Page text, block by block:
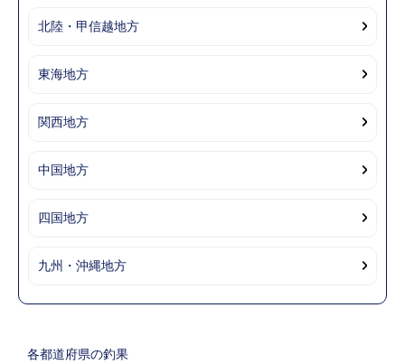
北陸・甲信越地方
東海地方
関西地方
中国地方
四国地方
九州・沖縄地方
各都道府県の釣果